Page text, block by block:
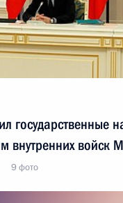
государственные
внутренних войск
9 фото